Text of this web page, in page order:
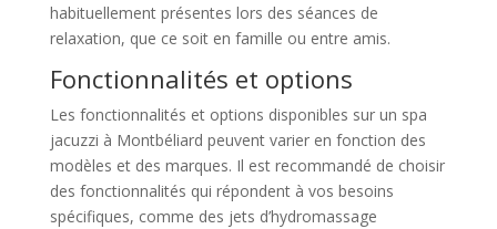
habituellement présentes lors des séances de
relaxation, que ce soit en famille ou entre amis.
Fonctionnalités et options
Les fonctionnalités et options disponibles sur un spa
jacuzzi à Montbéliard peuvent varier en fonction des
modèles et des marques. Il est recommandé de choisir
des fonctionnalités qui répondent à vos besoins
spécifiques, comme des jets d’hydromassage